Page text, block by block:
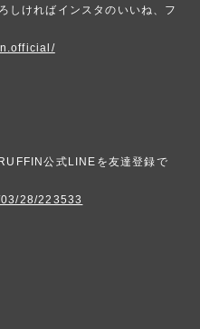
ければインスタのいいね、フ
公式LINEを友達登録で
28/223533